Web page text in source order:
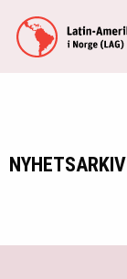
NYHETSARKIV